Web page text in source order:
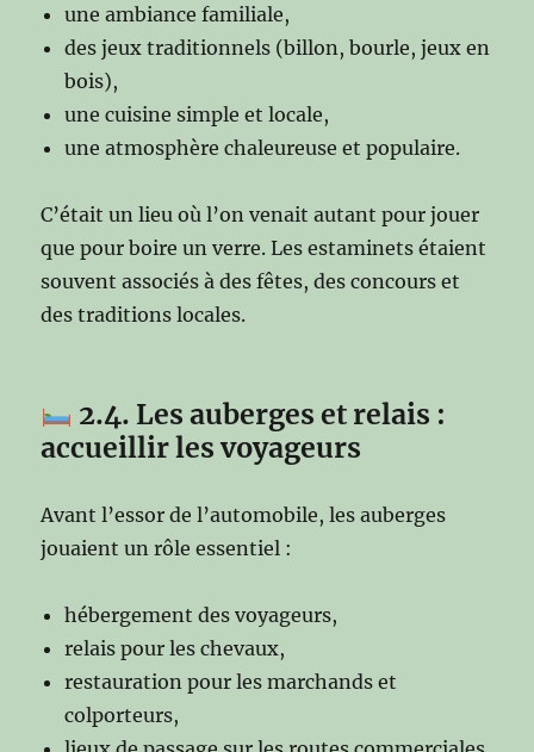
une ambiance familiale,
des jeux traditionnels (billon, bourle, jeux en
bois),
une cuisine simple et locale,
une atmosphère chaleureuse et populaire.
C’était un lieu où l’on venait autant pour jouer
que pour boire un verre. Les estaminets étaient
souvent associés à des fêtes, des concours et
des traditions locales.
2.4. Les auberges et relais :
accueillir les voyageurs
Avant l’essor de l’automobile, les auberges
jouaient un rôle essentiel :
hébergement des voyageurs,
relais pour les chevaux,
restauration pour les marchands et
colporteurs,